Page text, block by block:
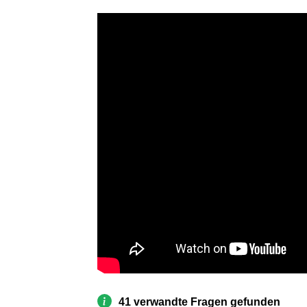
41 verwandte Fragen gefunden